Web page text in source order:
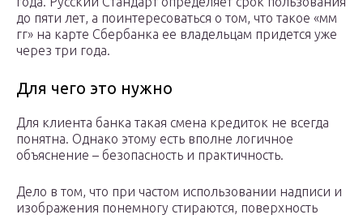
до пяти лет, а поинтересоваться о том, что такое «мм
гг» на карте Сбербанка ее владельцам придется уже
через три года.
Для чего это нужно
Для клиента банка такая смена кредиток не всегда
понятна. Однако этому есть вполне логичное
объяснение – безопасность и практичность.
Дело в том, что при частом использовании надписи и
изображения понемногу стираются, поверхность